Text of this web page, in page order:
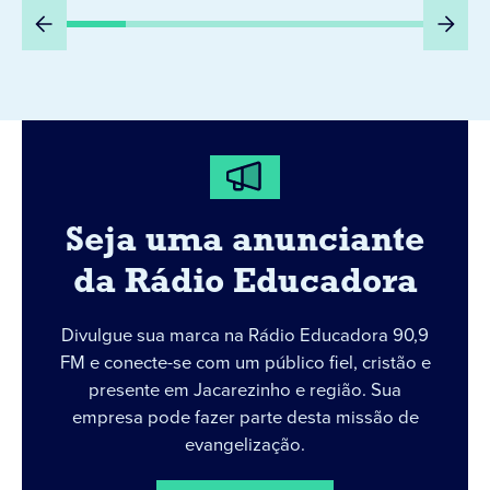
Seja uma anunciante
da Rádio Educadora
Divulgue sua marca na Rádio Educadora 90,9
FM e conecte-se com um público fiel, cristão e
presente em Jacarezinho e região. Sua
empresa pode fazer parte desta missão de
evangelização.